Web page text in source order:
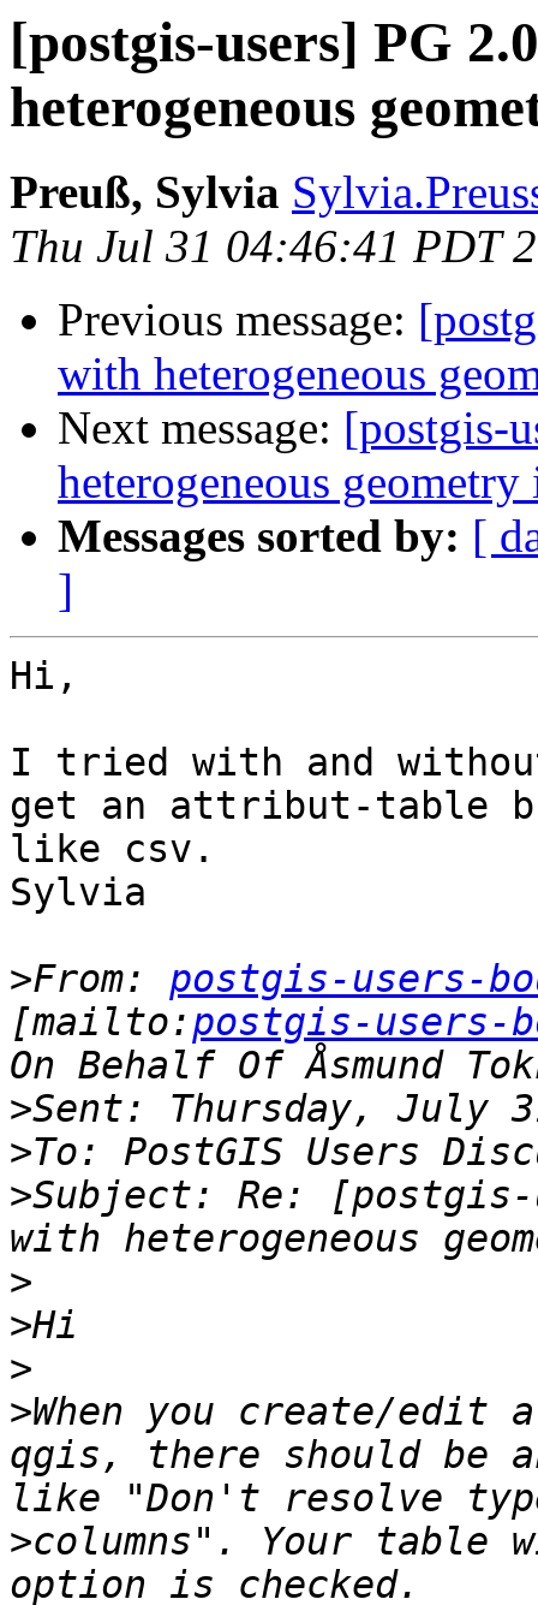
[postgis-users] PG
heterogeneous
Preuß, Sylvia
Thu Jul 31 04:46:41 PDT
Previous message:
with heterogeneous
Next message: [postgis-
heterogeneous
Messages sorted by: [
]
Hi,
I tried with and
get an attribut-table
like csv.
Sylvia
>From: postgis-users-
[mailto:postgis-users-
>
>
>Subject: Re:
>
>
>
>When you create/edit
qgis, there should be
like "Don't resolve
>columns". Your